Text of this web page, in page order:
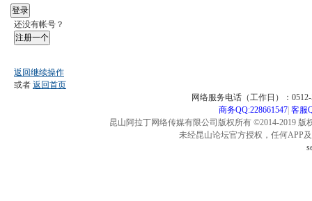
登录
还没有帐号？
注册一个
返回继续操作
或者 返回首页
网络服务电话（工作日）：
商务QQ:228661547| 客服
昆山阿拉丁网络传媒有限公司版权所有 ©2014-2019
未经昆山论坛官方授权，任何APP